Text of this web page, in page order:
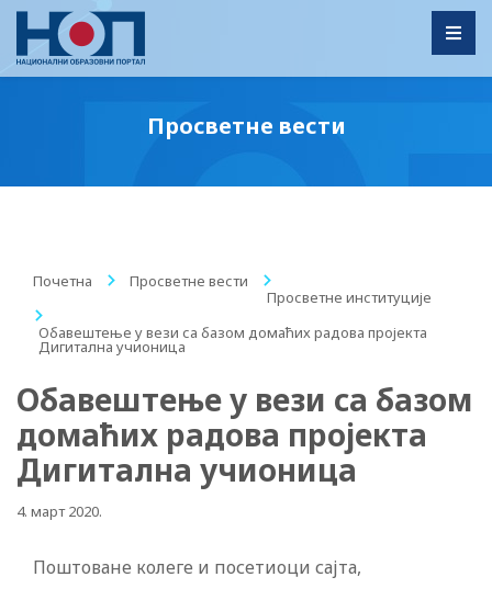
Просветне вести
Почетна / Просветне вести
/
Просветне институције
/
Обавештење у вези са базом домаћих радова пројекта
Дигитална учионица
Обавештење у вези са базом
домаћих радова пројекта
Дигитална учионица
4. март 2020.
Поштоване колеге и посетиоци сајта,